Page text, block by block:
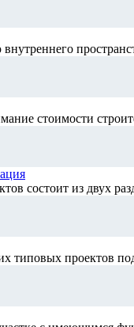
стоимости
состоит из двух
типовых проектов